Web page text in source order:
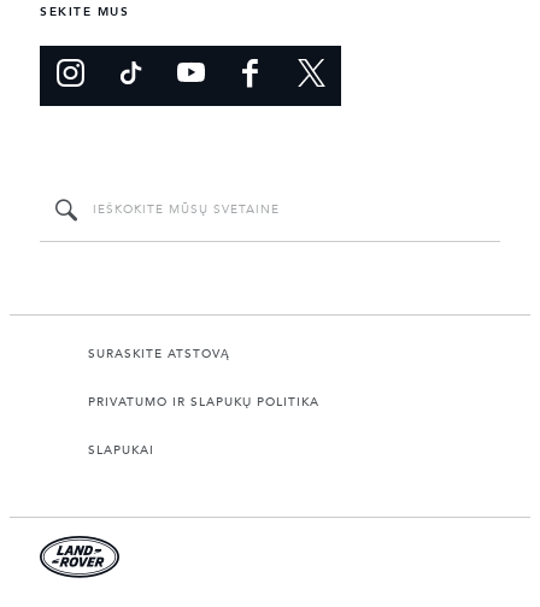
SEKITE MUS
SURASKITE ATSTOVĄ
PRIVATUMO IR SLAPUKŲ POLITIKA
SLAPUKAI